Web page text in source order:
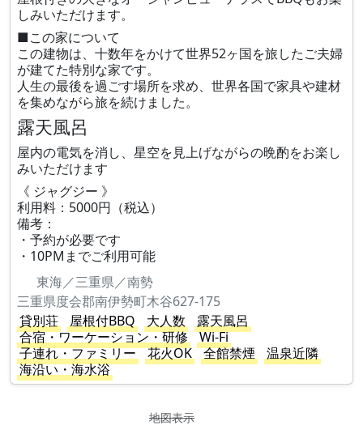
しみいただけます。
■この家について
この建物は、十数年をかけて世界52ヶ国を旅したご夫婦
が建てた特別な家です。
人生の最後を過ごす場所を求め、世界各国で家具や建材
を集めながら旅を続けました。
露天風呂
屋内の電気を消し、星空を見上げながらの晩酌をお楽し
みいただけます
《 ジャグジー 》
利用料：5000円（税込）
備考：
・予約が必要です
・10PMまでご利用可能
東海／三重県／南勢
三重県度会郡南伊勢町木谷627-175
貸別荘
屋根付BBQ 大人数
露天風呂
合宿・ワーケーション・研修
Wi-Fi
子連れ・ファミリー
花火OK 全館禁煙
温泉近隣
海沿い・海水浴
地図表示